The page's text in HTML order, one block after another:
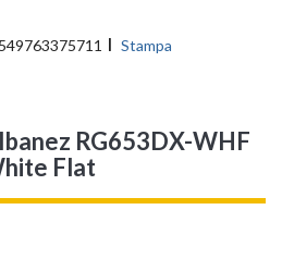
Stampa
RG653DX-WHF
Flat